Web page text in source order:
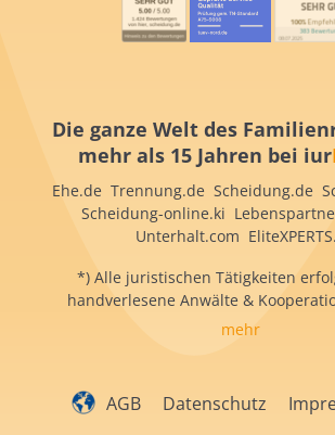
Die ganze Welt des
mehr als 15 Jahren bei iur
Ehe.de Trennung.de Scheidung.de
Scheidung-online.ki
Unterhalt.com
*) Alle juristischen Tätigkeiten
handverlesene Anwälte &
mehr
AGB Datenschutz